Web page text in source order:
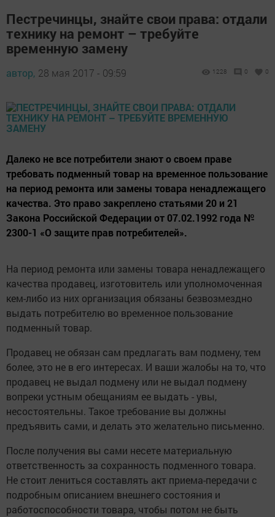
Пестречинцы, знайте свои права: отдали
технику на ремонт – требуйте
временную замену
автор, 28 мая 2017 - 09:59 1228 0 0
Далеко не все потребители знают о своем праве
требовать подменный товар на временное пользование
на период ремонта или замены товара ненадлежащего
качества. Это право закреплено статьями 20 и 21
Закона Российской Федерации от 07.02.1992 года №
2300-1 «О защите прав потребителей».
На период ремонта или замены товара ненадлежащего
качества продавец, изготовитель или уполномоченная
кем-либо из них организация обязаны безвозмездно
выдать потребителю во временное пользование
подменный товар.
Продавец не обязан сам предлагать вам подмену, тем
более, это не в его интересах. И ваши жалобы на то, что
продавец не выдал подмену или не выдал подмену
вопреки устным обещаниям ее выдать - увы,
несостоятельны. Такое требование вы должны
предъявить сами, и делать это желательно письменно.
После получения вы сами несете материальную
ответственность за сохранность подменного товара.
Не стоит лениться составлять акт приема-передачи с
подробным описанием внешнего состояния и
работоспособности товара, чтобы потом не быть